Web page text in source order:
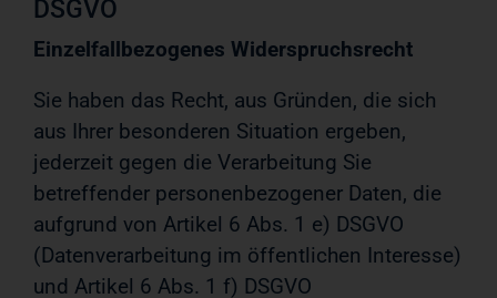
DSGVO
Einzelfallbezogenes Widerspruchsrecht
Sie haben das Recht, aus Gründen, die sich
aus Ihrer besonderen Situation ergeben,
jederzeit gegen die Verarbeitung Sie
betreffender personenbezogener Daten, die
aufgrund von Artikel 6 Abs. 1 e) DSGVO
(Datenverarbeitung im öffentlichen Interesse)
und Artikel 6 Abs. 1 f) DSGVO